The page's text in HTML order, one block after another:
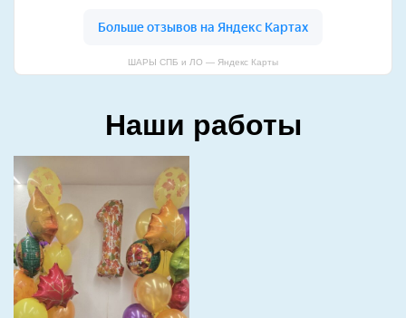
ШАРЫ СПБ и ЛО — Яндекс Карты
Наши работы